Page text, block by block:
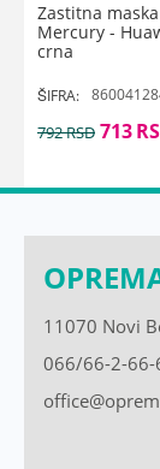
Zastitna
Mercury -
crna
ŠIFRA:
792RSD 713
11070 Novi
066/66-2-66-